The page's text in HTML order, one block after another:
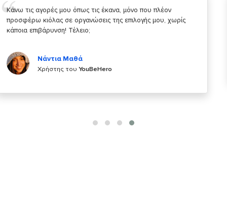
Σας ευχαριστώ που μας δίνετε την δυνατότητα να κάνουμε
κάτι!
Χρήστης του